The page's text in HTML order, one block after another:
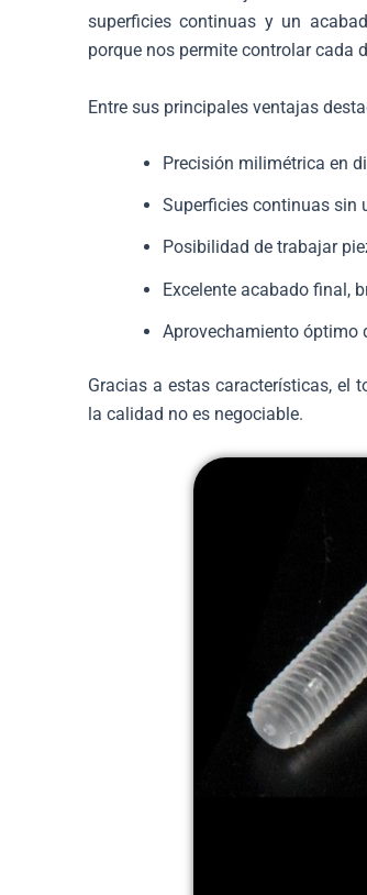
superficies continuas y un
porque nos permite controlar cada
Entre sus principales ventajas
Precisión milimétrica en
Superficies continuas sin
Posibilidad de trabajar
Excelente acabado final,
Aprovechamiento óptimo
Gracias a estas características, el
la calidad no es negociable.